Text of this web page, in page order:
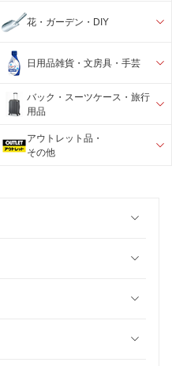
花・ガーデン・DIY
日用品雑貨・文房具・手芸
バック・スーツケース・旅行
用品
アウトレット品・
その他